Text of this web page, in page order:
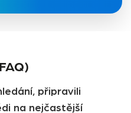
připravili
na nejčastější